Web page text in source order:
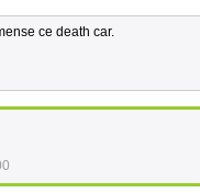
ce death car.